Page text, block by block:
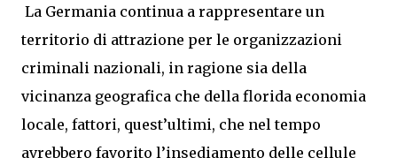
La Germania continua a rappresentare un
territorio di attrazione per le organizzazioni
criminali nazionali, in ragione sia della
vicinanza geografica che della florida economia
locale, fattori, quest’ultimi, che nel tempo
avrebbero favorito l’insediamento delle cellule